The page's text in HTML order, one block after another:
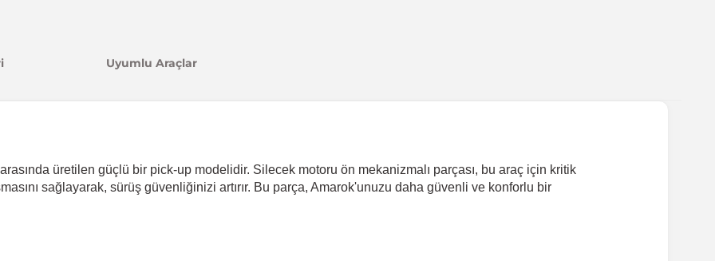
Uyumlu Araçlar
üretilen güçlü bir pick-up modelidir. Silecek motoru ön mekanizmalı parçası, bu araç için kritik
sağlayarak, sürüş güvenliğinizi artırır. Bu parça, Amarok'unuzu daha güvenli ve konforlu bir